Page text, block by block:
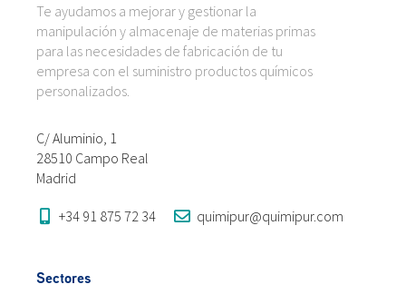
Te ayudamos a mejorar y gestionar la
manipulación y almacenaje de materias primas
para las necesidades de fabricación de tu
empresa con el suministro productos químicos
personalizados.
C/ Aluminio, 1
28510 Campo Real
Madrid
+34 91 875 72 34 quimipur@quimipur.com
Sectores